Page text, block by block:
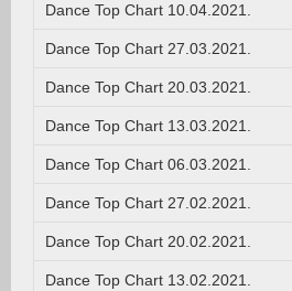
Dance Top Chart 10.04.2021.
Dance Top Chart 27.03.2021.
Dance Top Chart 20.03.2021.
Dance Top Chart 13.03.2021.
Dance Top Chart 06.03.2021.
Dance Top Chart 27.02.2021.
Dance Top Chart 20.02.2021.
Dance Top Chart 13.02.2021.